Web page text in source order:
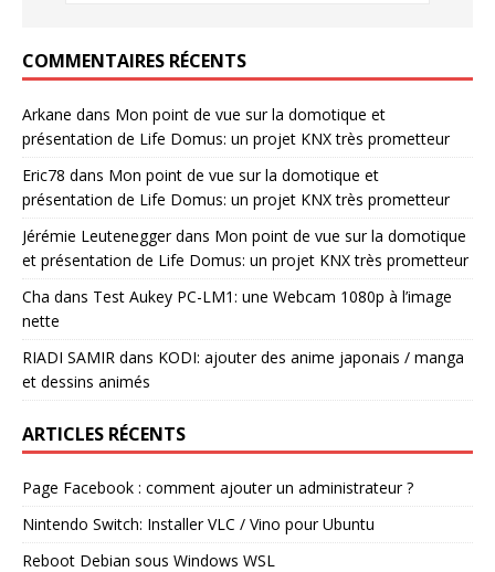
COMMENTAIRES RÉCENTS
Arkane dans Mon point de vue sur la domotique et
présentation de Life Domus: un projet KNX très prometteur
Eric78 dans Mon point de vue sur la domotique et
présentation de Life Domus: un projet KNX très prometteur
Jérémie Leuteneggerdans Mon point de vue sur la domotique
et présentation de Life Domus: un projet KNX très prometteur
Cha dans Test Aukey PC-LM1: une Webcam 1080p à l’image
nette
RIADI SAMIR dans KODI: ajouter des anime japonais / manga
et dessins animés
ARTICLES RÉCENTS
Page Facebook : comment ajouter un administrateur ?
Nintendo Switch: Installer VLC / Vino pour Ubuntu
Reboot Debian sous Windows WSL